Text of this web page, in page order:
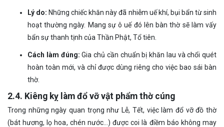
Lý do: Những chiếc khăn này đã nhiễm uế khí, bụi bẩn từ sinh
hoạt thường ngày. Mang sự ô uế đó lên bàn thờ sẽ làm vấy
bẩn sự thanh tịnh của Thần Phật, Tổ tiên.
Cách làm đúng: Gia chủ cần chuẩn bị khăn lau và chổi quét
hoàn toàn mới, và chỉ được dùng riêng cho việc bao sái bàn
thờ.
2.4. Kiêng kỵ làm đổ vỡ vật phẩm thờ cúng
Trong những ngày quan trọng như Lễ, Tết, việc làm đổ vỡ đồ thờ
(bát hương, lọ hoa, chén nước…) được coi là điềm báo không may